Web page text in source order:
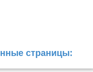
страницы: